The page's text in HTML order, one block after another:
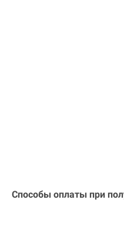
Способы оплаты при